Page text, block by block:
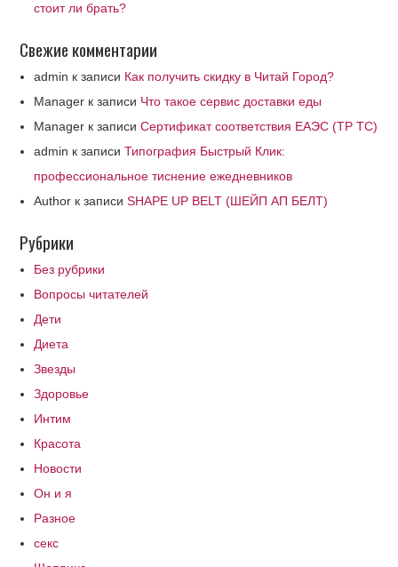
стоит ли брать?
Свежие комментарии
admin к записи Как получить скидку в Читай Город?
Manager к записи Что такое сервис доставки еды
Manager к записиСертификат соответствия ЕАЭС (ТР ТС)
admin к записиТипография Быстрый Клик:
профессиональное тиснение ежедневников
Author к записиSHAPE UP BELT (ШЕЙП АП БЕЛТ)
Рубрики
Без рубрики
Вопросы читателей
Дети
Диета
Звезды
Здоровье
Интим
Красота
Новости
Он и я
Разное
секс